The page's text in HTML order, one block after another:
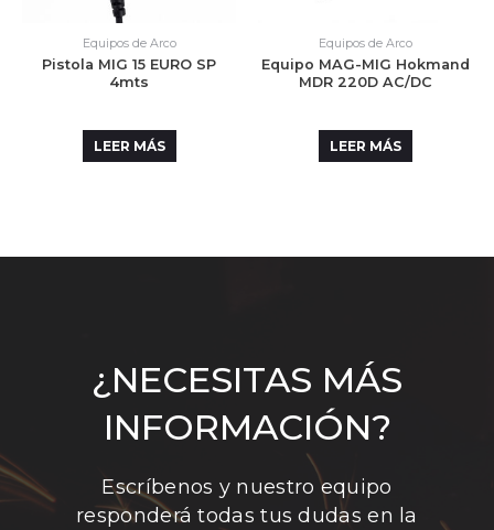
Equipos de Arco
Pistola MIG 15 EURO SP
4mts
LEER MÁS
Equipos de Arco
Equipo MAG-MIG Hokmand
MDR 220D AC/DC
LEER MÁS
¿NECESITAS MÁS
INFORMACIÓN?
Escríbenos y nuestro equipo
responderá todas tus dudas en la